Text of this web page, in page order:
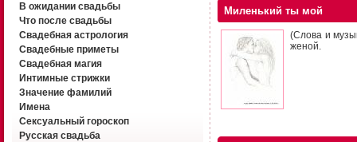
В ожидании свадьбы
Что после свадьбы
Свадебная астрология
Свадебные приметы
Свадебная магия
Интимные стрижки
Значение фамилий
Имена
Сексуальный гороскоп
Русская свадьба
Миленький ты мой
(Слова и
женой.